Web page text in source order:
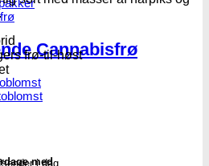
Cannabisfrø
frø-til-høst
i dag
med